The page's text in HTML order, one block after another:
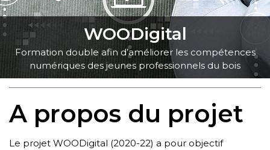
WOODigital
Formation double afin d’améliorer les compétences
numériques des jeunes professionnels du bois
A propos du projet
Le projet WOODigital (2020-22) a pour objectif